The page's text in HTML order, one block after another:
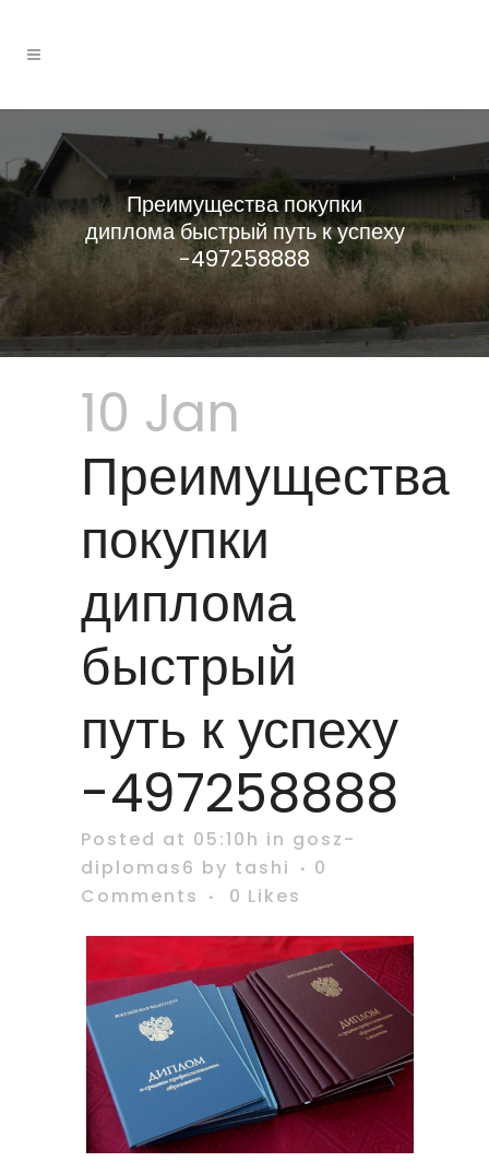
Преимущества покупки
диплома быстрый путь к успеху
-497258888
10 Jan
Преимущества
покупки
диплома
быстрый
путь к успеху
-497258888
Posted at 05:10h in gosz-
diplomas6 by tashi
0
Comments
0 Likes